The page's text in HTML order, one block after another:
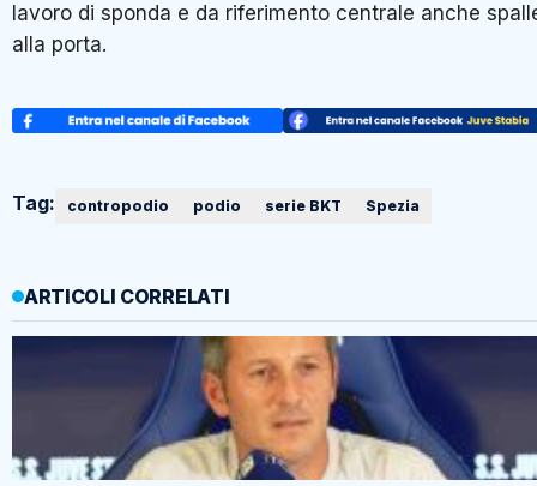
lavoro di sponda e da riferimento centrale anche
alla porta.
Tag: contropodio podio serie BKT Spezia
ARTICOLI CORRELATI